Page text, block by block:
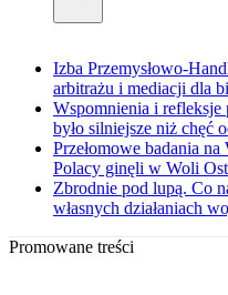
Izba Przemysłowo-
arbitrażu i mediacji dla
Wspomnienia i refleksje
było silniejsze niż chęć
Przełomowe badania
Polacy ginęli w Woli
Zbrodnie pod lupą. Co
własnych działaniach
Promowane treści